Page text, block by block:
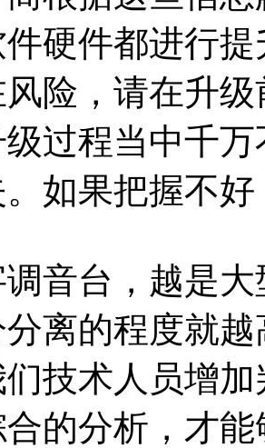
硬件都进行
险，请在升
过程当中千
如果把握不
音台，越是
离的程度就
技术人员增
合的分析，才